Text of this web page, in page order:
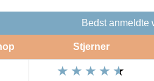
Bedst anmeldte
Stjerner